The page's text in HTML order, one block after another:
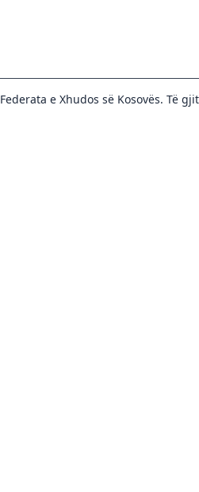
Federata e Xhudos së Kosovës. Të